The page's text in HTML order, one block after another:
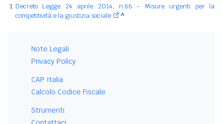
Decreto Legge 24 aprile 2014, n.66 - Misure urgenti per la
competitività e la giustizia sociale
^
Note Legali
Privacy Policy
CAP Italia
Calcolo Codice Fiscale
Strumenti